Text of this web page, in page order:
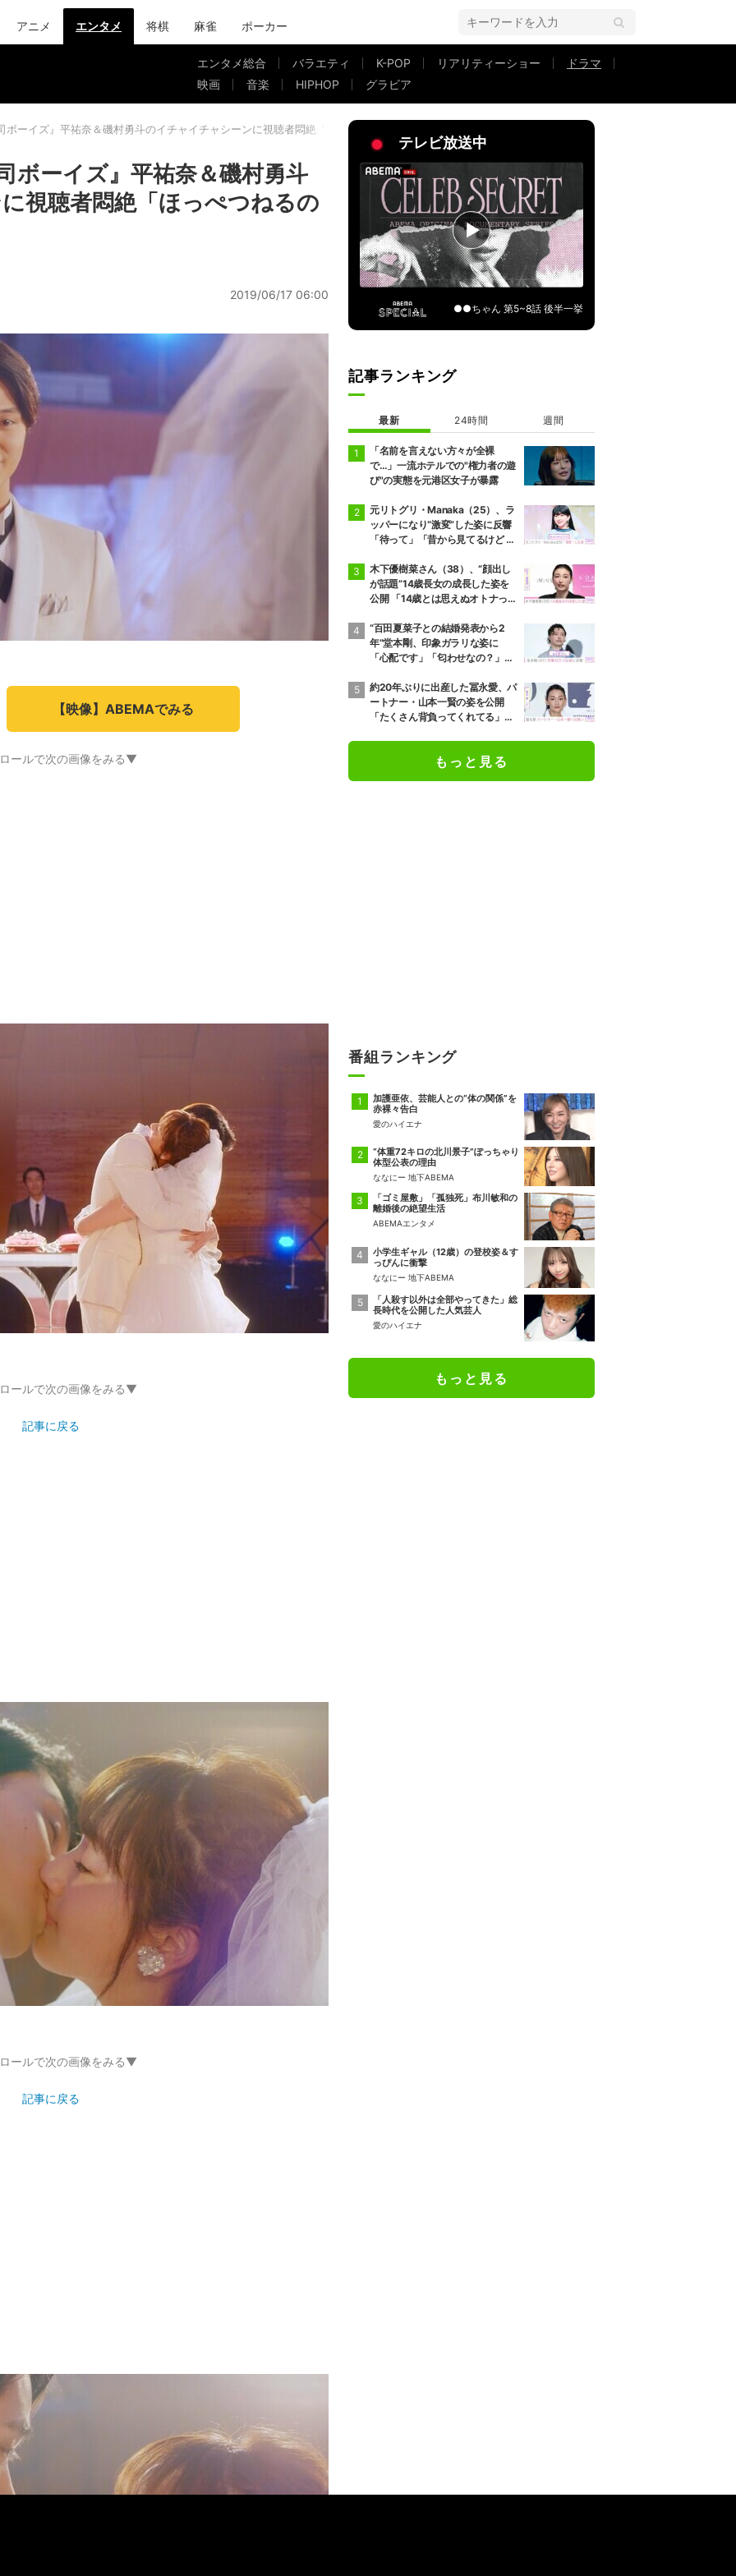
アニメ エンタメ 将棋 麻雀 ポーカー
エンタメ総合 バラエティ K-POP リアリティーショー
ドラマ
映画
音楽 HIPHOP グラビア
ボーイズ』平祐奈＆磯村勇斗のイチャイチャシーンに視聴者悶絶「ほっぺつねるの反則」
ボーイズ』平祐奈＆磯村勇斗
視聴者悶絶「ほっぺつねるの
2019/06/17 06:00
【映像】ABEMAでみる
ールで次の画像をみる▼
ールで次の画像をみる▼
記事に戻る
ールで次の画像をみる▼
記事に戻る
テレビ放送中
●●ちゃん 第5~8話 後半一挙
記事ランキング
最新 24時間 週間
「名前を言えない方々が全裸
で…」一流ホテルでの"権力者の遊
び"の実態を元港区女子が暴露
元リトグリ・Manaka（25）、ラ
ッパーになり“激変”した姿に反響
「待って」「昔から見てるけど 最
木下優樹菜さん（38）、“顔出し
が話題”14歳長女の成長した姿を
公開 「14歳とは思えぬオトナっぽ
ぎる」など反響
“百田夏菜子との結婚発表から2
年”堂本剛、印象ガラリな姿に
「心配です」「匂わせなの？」な
約20年ぶりに出産した冨永愛、パ
ートナー・山本一賢の姿を公開
「たくさん背負ってくれてる」感
もっと見る
番組ランキング
加護亜依、芸能人との“体の関係”を
赤裸々告白
愛のハイエナ
“体重72キロの北川景子”ぽっちゃり
体型公表の理由
ななにー 地下ABEMA
「ゴミ屋敷」「孤独死」布川敏和の
離婚後の絶望生活
ABEMAエンタメ
小学生ギャル（12歳）の登校姿＆す
っぴんに衝撃
ななにー 地下ABEMA
「人殺す以外は全部やってきた」総
長時代を公開した人気芸人
愛のハイエナ
もっと見る